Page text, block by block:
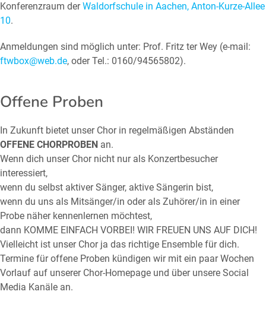
Konferenzraum derWaldorfschule in Aachen, Anton-Kurze-Allee
10.
Anmeldungen sind möglich unter: Prof. Fritz ter Wey (e-mail:
ftwbox@web.de, oder Tel.: 0160/94565802).
Offene Proben
In Zukunft bietet unser Chor in regelmäßigen Abständen
OFFENE CHORPROBEN an.
Wenn dich unser Chor nicht nur als Konzertbesucher
interessiert,
wenn du selbst aktiver Sänger, aktive Sängerin bist,
wenn du uns als Mitsänger/in oder als Zuhörer/in in einer
Probe näher kennenlernen möchtest,
dann KOMME EINFACH VORBEI! WIR FREUEN UNS AUF DICH!
Vielleicht ist unser Chor ja das richtige Ensemble für dich.
Termine für offene Proben kündigen wir mit ein paar Wochen
Vorlauf auf unserer Chor-Homepage und über unsere Social
Media Kanäle an.